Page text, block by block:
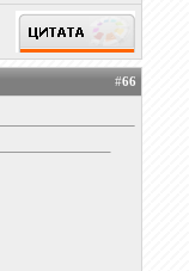
#66